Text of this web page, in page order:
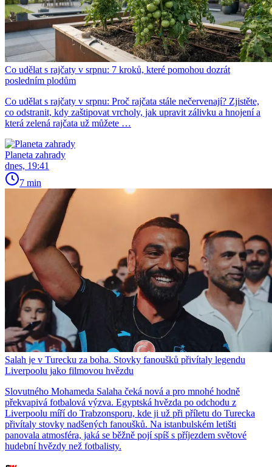
Co udělat s rajčaty v srpnu: 7 kroků, které pomohou dozrát
posledním plodům
Co udělat s rajčaty v srpnu: Proč rajčata stále nečervenají? Zjistěte,
co odstranit, kdy zaštipovat vrcholy, jak upravit zálivku a hnojení a
která zelená rajčata už můžete …
Planeta zahrady
dnes, 19:41
7 min
Salah je v Turecku za boha. Stovky fanoušků přivítaly legendu
Liverpoolu jako filmovou hvězdu
Slovutného Mohameda Salaha čeká nová a pro mnohé hodně
překvapivá fotbalová výzva. Egyptská hvězda po odchodu z
Liverpoolu míří do Trabzonsporu, kde ji už při příletu do Turecka
přivítaly stovky nadšených fanoušků. Na istanbulském letišti
panovala atmosféra, jaká se běžně pojí spíš s příjezdem světové
hudební hvězdy než fotbalisty.